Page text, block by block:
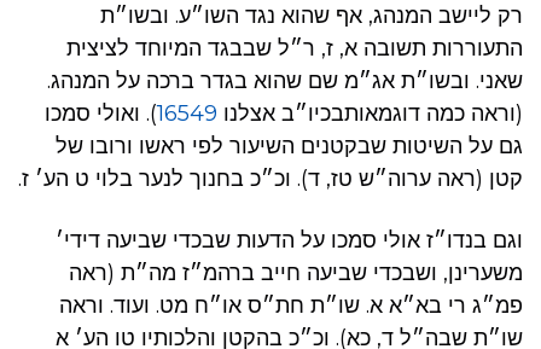
רק ליישב המנהג, אף שהוא נגד השו״ע. ובשו״ת
התעוררות תשובה א, ז, ר״ל שבבגד המיוחד לציצית
שאני. ובשו״ת אג״מ שם שהוא בגדר ברכה על המנהג.
(וראה כמה דוגמאותבכיו״ב אצלנו 16549). ואולי סמכו
גם על השיטות שבקטנים השיעור לפי ראשו ורובו של
קטן (ראה ערוה״ש טז, ד). וכ״כ בחנוך לנער בלוי ט הע׳ ז.
וגם בנדו״ז אולי סמכו על הדעות שבכדי שביעה דידי׳
משערינן, ושבכדי שביעה חייב ברהמ״ז מה״ת (ראה
פמ״ג רי בא״א א. שו״ת חת״ס או״ח מט. ועוד. וראה
שו״ת שבה״ל ד, כא). וכ״כ בהקטן והלכותיו טו הע׳ א